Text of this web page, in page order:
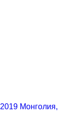
Монголия,